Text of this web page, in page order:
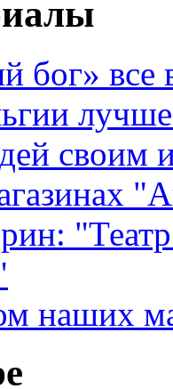
бог» все
своим
наших